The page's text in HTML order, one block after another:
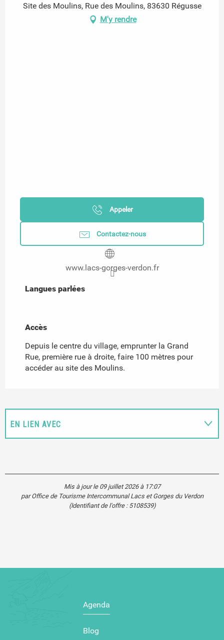
Site des Moulins, Rue des Moulins, 83630 Régusse
M'y rendre
Appeler
Contactez-nous
www.lacs-gorges-verdon.fr
Langues parlées
Langues parlées
Accès
Accès
Depuis le centre du village, emprunter la Grand
Rue, première rue à droite, faire 100 mètres pour
accéder au site des Moulins.
EN LIEN AVEC
Mis à jour le 09 juillet 2026 à 17:07
par Office de Tourisme Intercommunal Lacs et Gorges du Verdon
(Identifiant de l'offre : 5108539)
Agenda
Blog